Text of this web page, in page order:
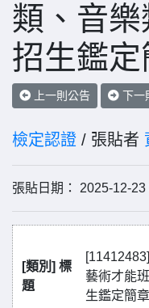
類、音樂
招生鑑定
上一則公告 下一
檢定認證 / 張貼者
張貼日期： 2025-12-
[類別] 標
題
藝術才能
生鑑定簡